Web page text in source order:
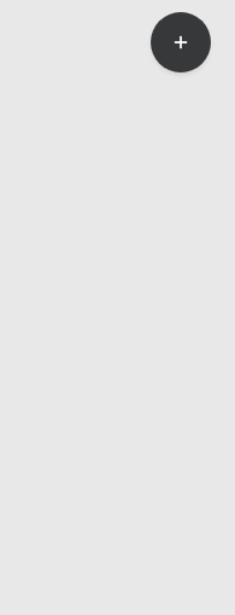
Toggle
Sliding